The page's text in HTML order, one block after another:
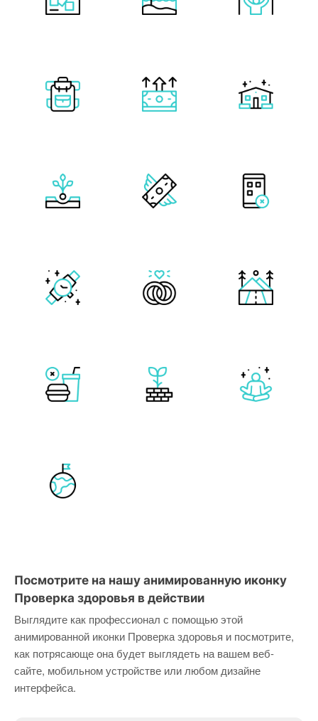
Посмотрите на нашу анимированную иконку
Проверка здоровья в действии
Выглядите как профессионал с помощью этой
анимированной иконки Проверка здоровья и посмотрите,
как потрясающе она будет выглядеть на вашем веб-
сайте, мобильном устройстве или любом дизайне
интерфейса.